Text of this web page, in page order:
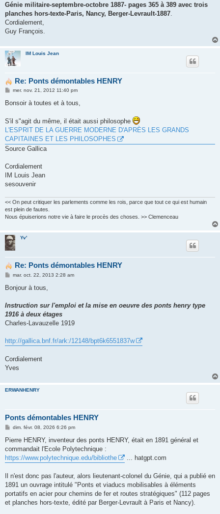
Génie militaire-septembre-octobre 1887- pages 365 à 389 avec trois
planches hors-texte-Paris, Nancy, Berger-Levrault-1887
Cordialement,
Guy François.
IM Louis Jean
Re: Ponts démontables HENRY
M
s
g
e
mer. nov. 21, 2012 11:40 pm
Bonsoir à toutes et à tous,
S'il s"agit du même, il était aussi philosophe
L'ESPRIT DE LA GUERRE MODERNE D'APRÈS LES GRANDS
CAPITAINES ET LES PHILOSOPHES
Source Gallica
Cordialement
IM Louis Jean
sesouvenir
<< On peut critiquer les parlements comme les rois, parce que tout ce qui est humain
est plein de fautes.
Nous épuiserions notre vie à faire le procès des choses. >> Clemenceau
Yv'
Re: Ponts démontables HENRY
M
s
g
mar. oct. 22, 2013 2:28 am
Bonjour à tous,
Instruction sur l'emploi et la mise en oeuvre des ponts henry type
1916 à deux étages
Charles-Lavauzelle 1919
http://gallica.bnf.fr/ark:/12148/bpt6k6551837w
Cordialement
Yves
ERWANHENRY
Ponts démontables HENRY
M
s
a
g
e
dim. févr. 08, 2026 6:26 pm
Pierre HENRY, inventeur des ponts HENRY, était en 1891 général et
commandait l'Ecole Polytechnique :
https://www.polytechnique.edu/bibliothe
... hatgpt.com
Il n'est donc pas l'auteur, alors lieutenant-colonel du Génie, qui a publié en
1891 un ouvrage intitulé "Ponts et viaducs mobilisables à éléments
portatifs en acier pour chemins de fer et routes stratégiques" (112 pages
et planches hors-texte, édité par Berger-Levrault à Paris et Nancy).